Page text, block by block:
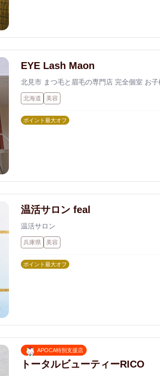
EYE Lash Maon
北見市 まつ毛と眉毛の専門店 完全個室 お
北海道 美容
ポイント最大オフ
温活サロン feal
温活サロン
兵庫県 美容
ポイント最大オフ
APOCA特別支援店
トータルビューティーRICO